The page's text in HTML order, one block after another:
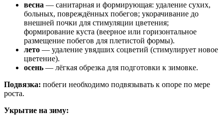
весна — санитарная и формирующая: удаление сухих,
больных, повреждённых побегов; укорачивание до
внешней почки для стимуляции цветения;
формирование куста (веерное или горизонтальное
размещение побегов для плетистой формы).
лето — удаление увядших соцветий (стимулирует новое
цветение).
осень — лёгкая обрезка для подготовки к зимовке.
Подвязка: побеги необходимо подвязывать к опоре по мере
роста.
Укрытие на зиму: